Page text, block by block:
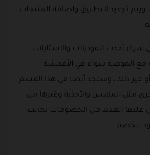
تجديد التطبيق واضافة المنتجات
أحدث الموديلات والاستايلات
مع الموضة سواء في الأقمشة
أو غير ذلك، وستجد أيضا في هذا القسم
مثل الملابس والأحذية وغيرها من
عليها العديد من الخصومات بجانب
الخصم.